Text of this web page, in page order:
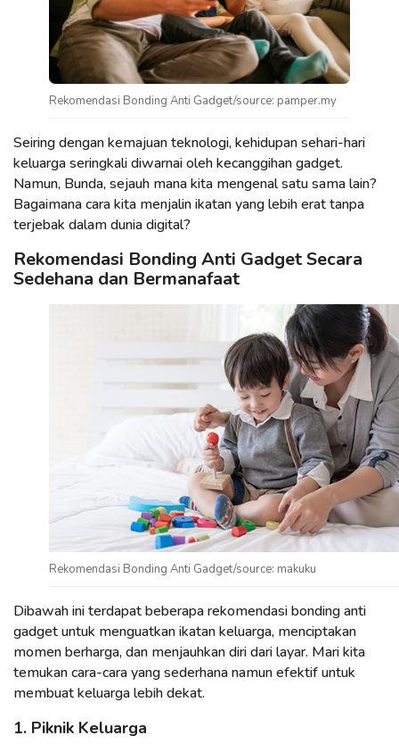
Rekomendasi Bonding Anti Gadget/source: pamper.my
Seiring dengan kemajuan teknologi, kehidupan sehari-hari
keluarga seringkali diwarnai oleh kecanggihan gadget.
Namun, Bunda, sejauh mana kita mengenal satu sama lain?
Bagaimana cara kita menjalin ikatan yang lebih erat tanpa
terjebak dalam dunia digital?
Rekomendasi Bonding Anti Gadget Secara
Sedehana dan Bermanafaat
Rekomendasi Bonding Anti Gadget/source: makuku
Dibawah ini terdapat beberapa rekomendasi bonding anti
gadget untuk menguatkan ikatan keluarga, menciptakan
momen berharga, dan menjauhkan diri dari layar. Mari kita
temukan cara-cara yang sederhana namun efektif untuk
membuat keluarga lebih dekat.
1. Piknik Keluarga